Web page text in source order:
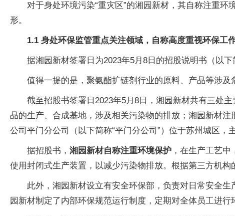
对于身处环境污染“重灾区”的湘园新材，其自称注重
形。
1.1 身处环保监管重点关注领域，自称高度重视环保工
据湘园新材签署日为2023年5月8日的招股说明书（以
值得一提的是，聚氨酯扩链剂行业的原料、产品等涉
截至招股书签署日2023年5月8日，湘园新材共有三处
品的生产、合成基地，涉及相关污染物的排放；湘园新材
公司平门分公司（以下简称“平门分公司”）位于苏州城区
据招股书， 湘园新材自称注重环境保护 ，在生产工艺
使用封闭式生产装置，以减少污染物排放。根据第三方机构
此外，湘园新材设立有安全环保部，负责对日常安全
园新材制定了内部环保规范运行制度，定期对全体员工进行